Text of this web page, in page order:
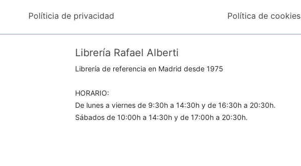
Políticia de privacidad Política de cookies
Librería Rafael Alberti
Librería de referencia en Madrid desde 1975
HORARIO:
De lunes a viernes de 9:30h a 14:30h y de 16:30h a 20:30h.
Sábados de 10:00h a 14:30h y de 17:00h a 20:30h.